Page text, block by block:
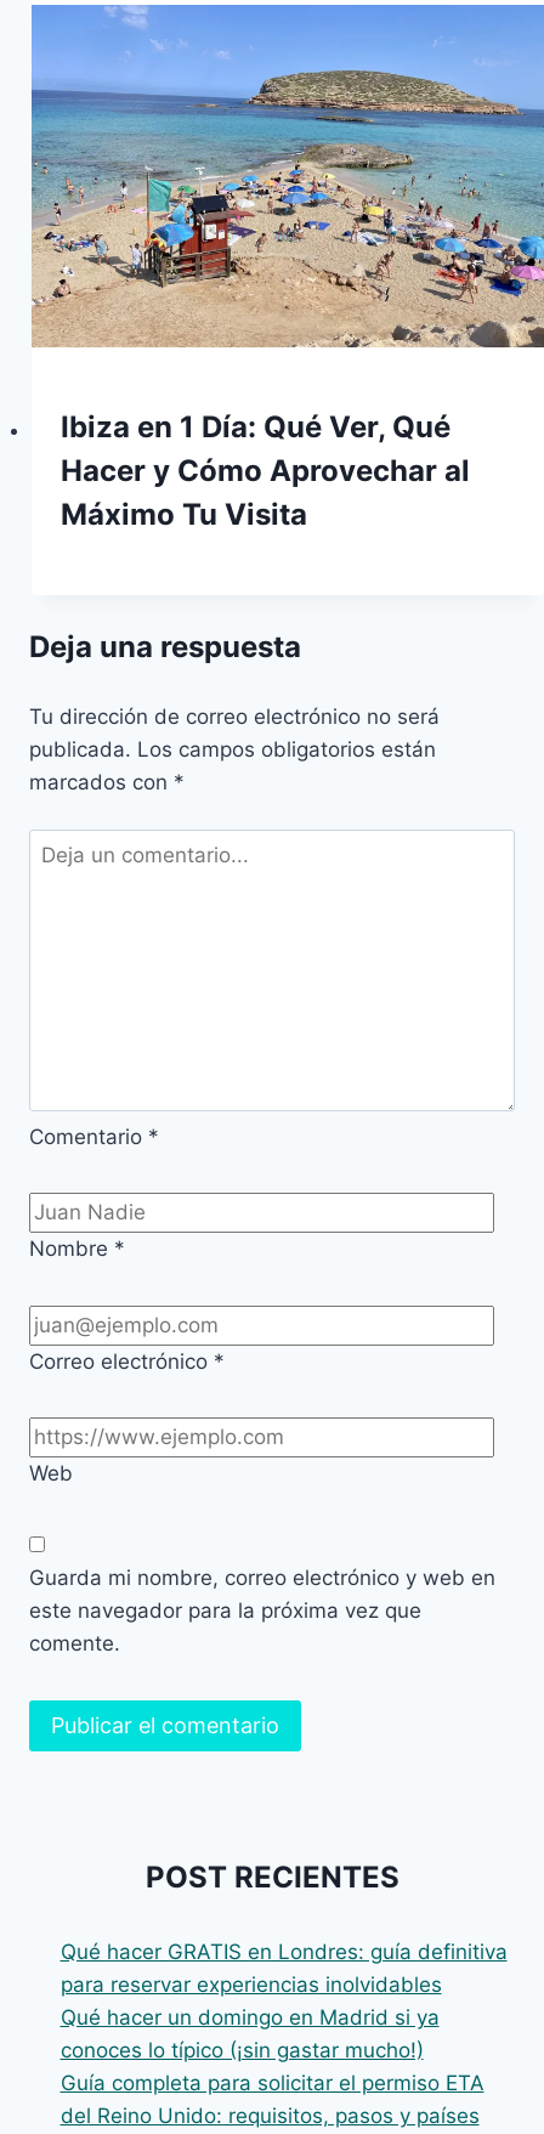
Ibiza en 1 Día: Qué Ver, Qué
Hacer y Cómo Aprovechar al
Máximo Tu Visita
Deja una respuesta
Tu dirección de correo electrónico no será
publicada. Los campos obligatorios están
marcados con *
Comentario *
Nombre *
Correo electrónico *
Web
Guarda mi nombre, correo electrónico y web en
este navegador para la próxima vez que
comente.
POST RECIENTES
Qué hacer GRATIS en Londres: guía definitiva
para reservar experiencias inolvidables
Qué hacer un domingo en Madrid si ya
conoces lo típico (¡sin gastar mucho!)
Guía completa para solicitar el permiso ETA
del Reino Unido: requisitos, pasos y países